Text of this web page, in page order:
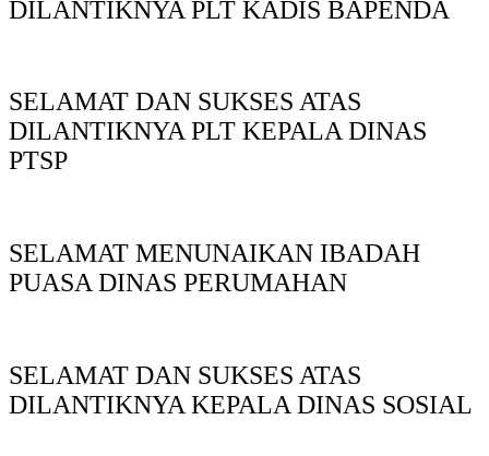
DILANTIKNYA PLT KADIS BAPENDA
SELAMAT DAN SUKSES ATAS
DILANTIKNYA PLT KEPALA DINAS
PTSP
SELAMAT MENUNAIKAN IBADAH
PUASA DINAS PERUMAHAN
SELAMAT DAN SUKSES ATAS
DILANTIKNYA KEPALA DINAS SOSIAL